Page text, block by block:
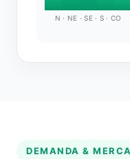
N · NE · SE · S · CO
DEMANDA &